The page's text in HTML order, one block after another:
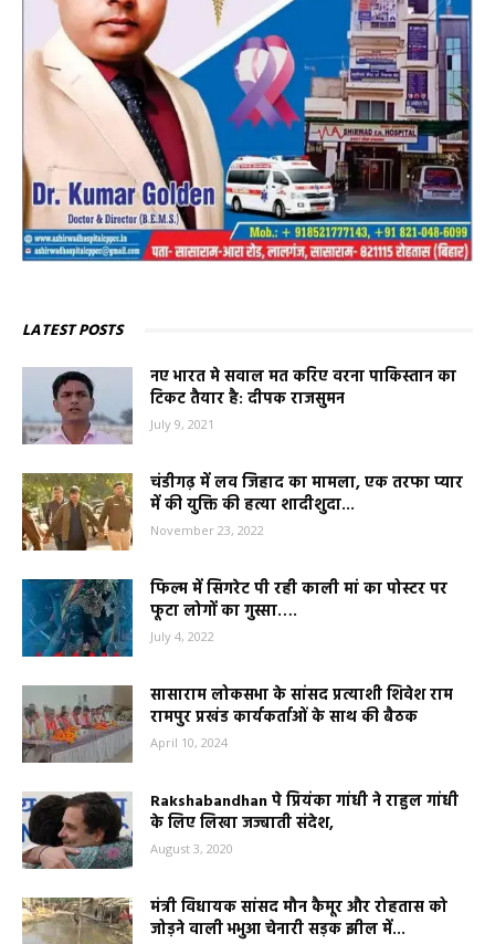
LATEST POSTS
नए भारत मे सवाल मत करिए वरना पाकिस्तान का
टिकट तैयार है: दीपक राजसुमन
July 9, 2021
चंडीगढ़ में लव जिहाद का मामला, एक तरफा प्यार
में की युक्ति की हत्या शादीशुदा...
November 23, 2022
फिल्म में सिगरेट पी रही काली मां का पोस्टर पर
फूटा लोगों का गुस्सा….
July 4, 2022
सासाराम लोकसभा के सांसद प्रत्याशी शिवेश राम
रामपुर प्रखंड कार्यकर्ताओं के साथ की बैठक
April 10, 2024
Rakshabandhan पे प्रियंका गांधी ने राहुल गांधी
के लिए लिखा जज्बाती संदेश,
August 3, 2020
मंत्री विधायक सांसद मौन कैमूर और रोहतास को
जोड़ने वाली भभुआ चेनारी सड़क झील में...